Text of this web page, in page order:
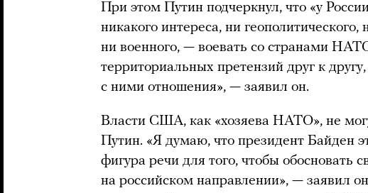
При этом Путин подчеркнул, что «у
никакого интереса, ни геополитического,
ни военного, — воевать со странами
территориальных претензий друг к
с ними отношения», — заявил он.
Власти США, как «хозяева НАТО», не
Путин. «Я думаю, что президент Байден
фигура речи для того, чтобы обосновать
на российском направлении», — заявил